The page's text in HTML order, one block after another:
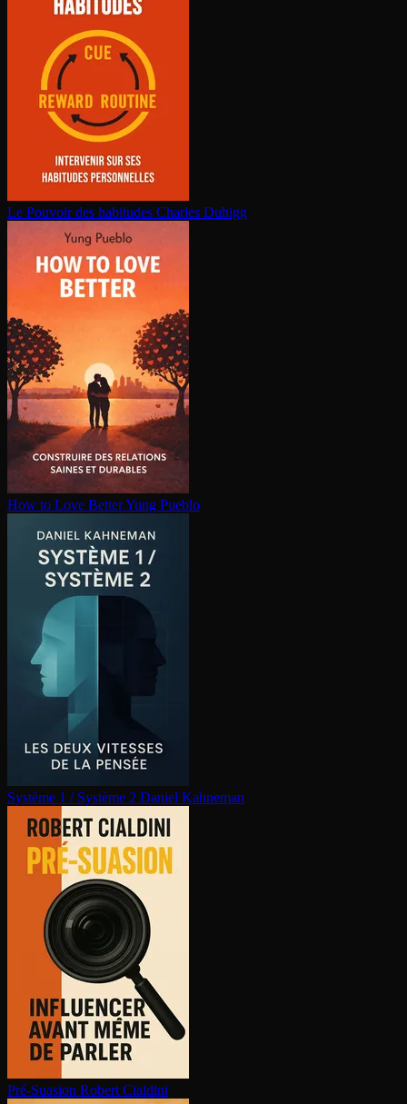
Le Pouvoir des habitudes Charles Duhigg
How to Love BetterYung Pueblo
Système 1 / Système 2 Daniel Kahneman
Pré-Suasion Robert Cialdini